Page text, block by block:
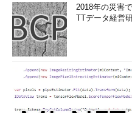
2018年の災害
TTデータ経営